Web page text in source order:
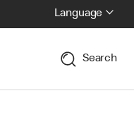
Language
Search